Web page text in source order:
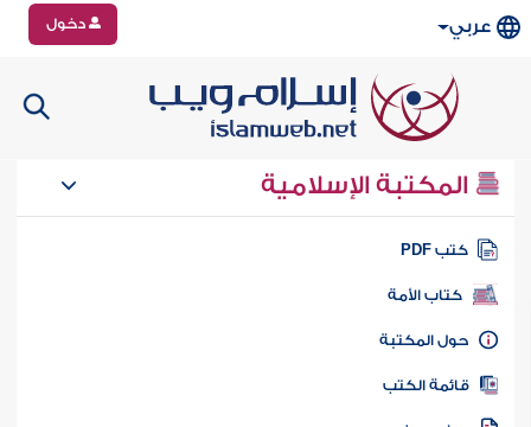
عربي دخول
المكتبة الإسلامية
كتب PDF
كتاب الأمة
المكتبة